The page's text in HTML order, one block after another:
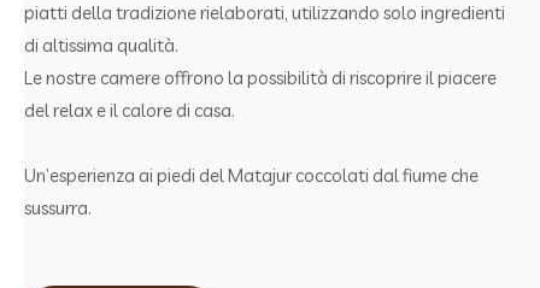
piatti della tradizione rielaborati, utilizzando solo ingredienti
di altissima qualità.
Le nostre camere offrono la possibilità di riscoprire il piacere
del relax e il calore di casa.
Un’esperienza ai piedi del Matajur coccolati dal fiume che
sussurra.